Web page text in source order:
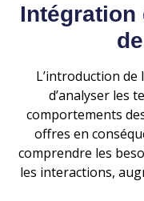
Intégration
L’introduction de
d’analyser les
comportements
offres en
comprendre les
les interactions,